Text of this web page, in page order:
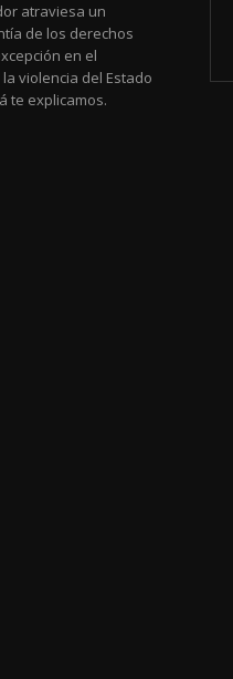
atraviesa un
de los derechos
en el
violencia del Estado
te explicamos.